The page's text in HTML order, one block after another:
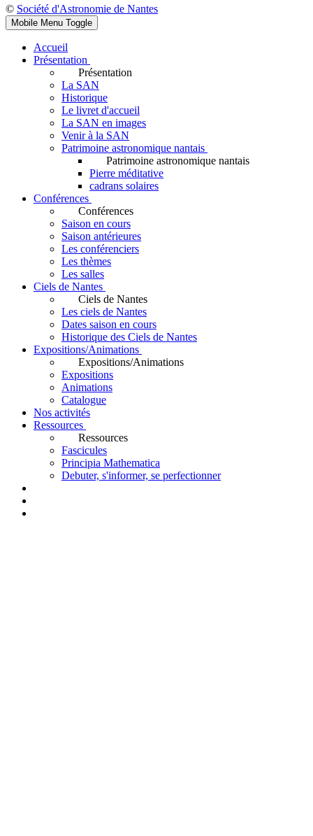
© Société d'Astronomie de Nantes
Mobile Menu Toggle
Accueil
Présentation
Présentation
La SAN
Historique
Le livret d'accueil
La SAN en images
Venir à la SAN
Patrimoine astronomique nantais
Patrimoine astronomique nantais
Pierre méditative
cadrans solaires
Conférences
Conférences
Saison en cours
Saison antérieures
Les conférenciers
Les thèmes
Les salles
Ciels de Nantes
Ciels de Nantes
Les ciels de Nantes
Dates saison en cours
Historique des Ciels de Nantes
Expositions/Animations
Expositions/Animations
Expositions
Animations
Catalogue
Nos activités
Ressources
Ressources
Fascicules
Principia Mathematica
Debuter, s'informer, se perfectionner